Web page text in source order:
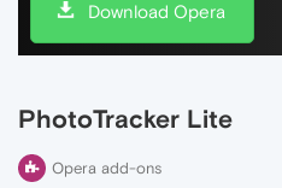
Download Opera
PhotoTracker Lite
Opera add-ons